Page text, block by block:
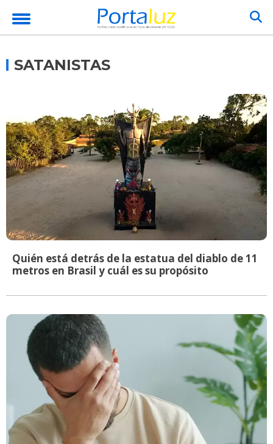
SATANISTAS
Quién está detrás de la estatua del diablo de 11
metros en Brasil y cuál es su propósito